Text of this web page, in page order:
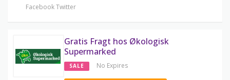
FacebookTwitter
Gratis Fragt hos Økologisk
Supermarked
SALE No Expires